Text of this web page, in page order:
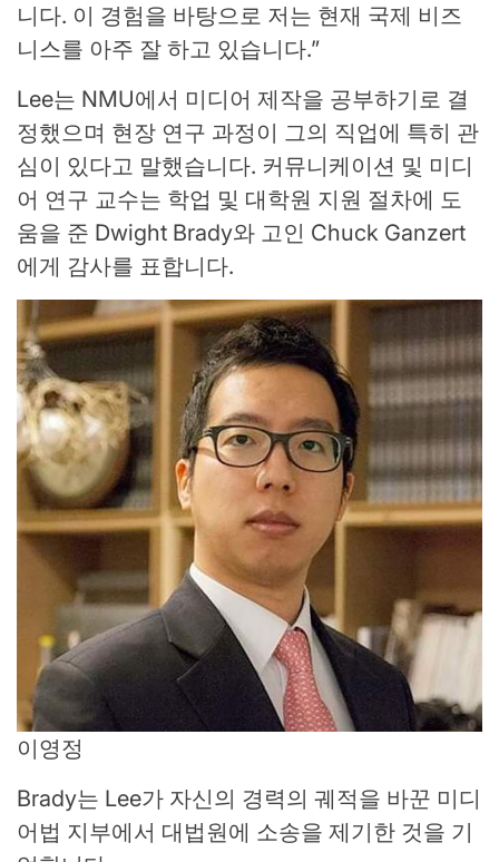
니다. 이 경험을 바탕으로 저는 현재 국제 비즈
니스를 아주 잘 하고 있습니다.”
Lee는 NMU에서 미디어 제작을 공부하기로 결
정했으며 현장 연구 과정이 그의 직업에 특히 관
심이 있다고 말했습니다. 커뮤니케이션 및 미디
어 연구 교수는 학업 및 대학원 지원 절차에 도
움을 준 Dwight Brady와 고인 Chuck Ganzert
에게 감사를 표합니다.
이영정
Brady는 Lee가 자신의 경력의 궤적을 바꾼 미디
어법 지부에서 대법원에 소송을 제기한 것을 기